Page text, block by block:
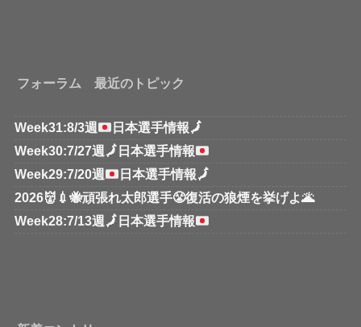
フォーラム 最近のトピック
Week31:8/3週 日本選手情報🗾
Week30:7/27週 🗾 日本選手情報
Week29:7/20週
日本選手情報🗾
2026👹💉🐝頑張れ太郎選手😤復活の狼煙を挙げよ🌋
Week28:7/13週 🗾 日本選手情報